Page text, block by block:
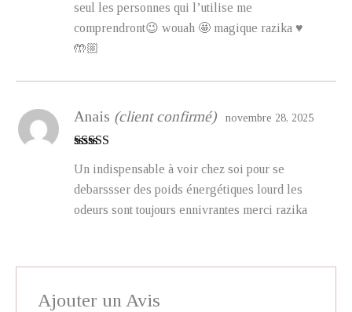
seul les personnes qui l’utilise me
comprendront😉 wouah 🤩 magique razika ♥️
🤲🏼
Anais (client confirmé) novembre 28, 2025
Un indispensable à voir chez soi pour se
debarssser des poids énergétiques lourd les
odeurs sont toujours ennivrantes merci razika
Ajouter un Avis